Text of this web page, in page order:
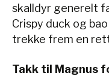
skalldyr generelt
Crispy duck og
trekke frem en
Takk til Magnus